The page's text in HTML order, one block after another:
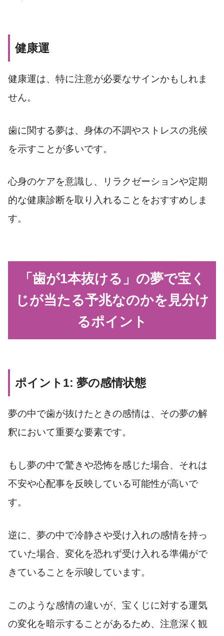
健康運
健康運は、特に注意が必要なサインかもしれま
せん。
歯に関する夢は、身体の不調やストレスの兆候
を示すことが多いです。
心身のケアを意識し、リラクゼーションや定期
的な健康診断を取り入れることをおすすめしま
す。
「歯が1本抜ける」の夢で宝く
じが当たる予兆なのかを見分け
るポイント
ポイント1: 夢の感情状態
夢の中で歯が抜けたときの感情は、その夢の解
釈において重要な要素です。
もし夢の中で驚きや恐怖を感じた場合、それは
不安や心配事を反映している可能性が高いで
す。
逆に、夢の中で冷静さや受け入れの感情を持っ
ていた場合、変化を恐れず受け入れる準備がで
きていることを示唆しています。
このような感情の違いが、宝くじに対する運気
の変化を暗示することがあるため、注意深く観